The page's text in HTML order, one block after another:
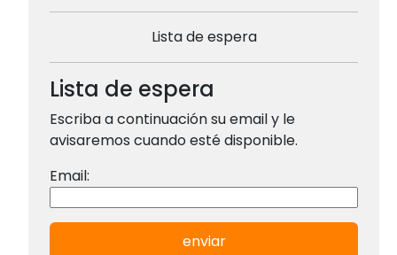
Lista de espera
Lista de espera
Escriba a continuación su email y le
avisaremos cuando esté disponible.
Email:
enviar